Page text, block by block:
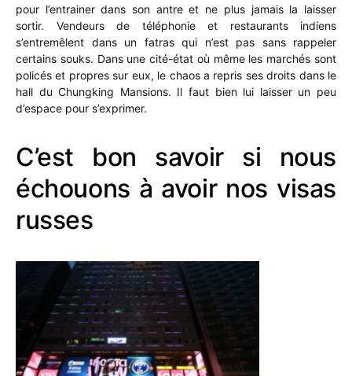
pour l’entrainer dans son antre et ne plus jamais la laisser
sortir. Vendeurs de téléphonie et restaurants indiens
s’entremêlent dans un fatras qui n’est pas sans rappeler
certains souks. Dans une cité-état où même les marchés sont
policés et propres sur eux, le chaos a repris ses droits dans le
hall du Chungking Mansions. Il faut bien lui laisser un peu
d’espace pour s’exprimer.
C’est bon savoir si nous
échouons à avoir nos visas
russes